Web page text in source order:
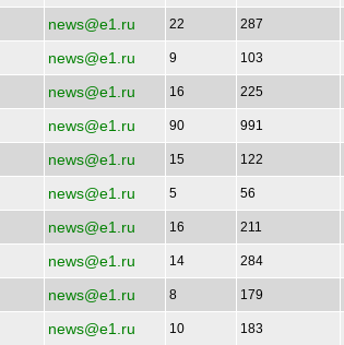
news@e1.ru 22 287
news@e1.ru 9 103
news@e1.ru 16 225
news@e1.ru 90 991
news@e1.ru 15 122
news@e1.ru 5 56
news@e1.ru 16 211
news@e1.ru 14 284
news@e1.ru 8 179
news@e1.ru 10 183